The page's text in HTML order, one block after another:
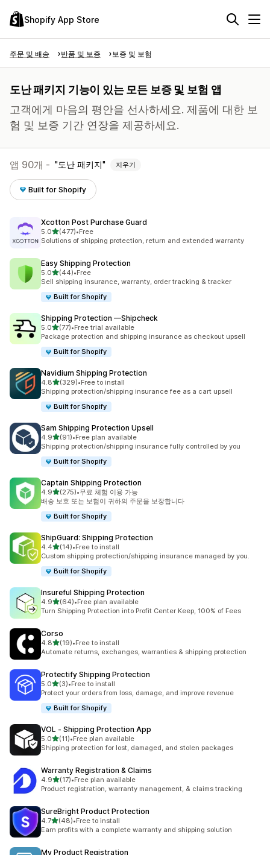
Shopify App Store
주문 및 배송 반품 및 보증 보증 및 보험
도난 패키지 기능이 있는 모든 보증 및 보험 앱
고객에게 마음의 평안을 선사하세요. 제품에 대한 보
험 및 보증 기간 연장을 제공하세요.
앱 90개 - 도난 패키지 지우기
Built for Shopify
Xcotton Post Purchase Guard
5.0별 5개 중
(477)
총 리뷰 477개
•Free
Solutions of shipping protection, return and extended warranty
Easy Shipping Protection
5.0별 5개 중
(44)
총 리뷰 44개
•Free
Sell shipping insurance, warranty, order tracking & tracker
Built for Shopify
Shipping Protection —Shipcheck
5.0별 5개 중
(77)
총 리뷰 77개
•Free trial available
Package protection and shipping insurance as checkout upsell
Built for Shopify
Navidium Shipping Protection
4.8별 5개 중
(329)
총 리뷰 329개
•Free to install
Shipping protection/shipping insurance fee as a cart upsell
Built for Shopify
Sam Shipping Protection Upsell
4.9별 5개 중
(91)
총 리뷰 91개
•Free plan available
Shipping protection/shipping insurance fully controlled by you
Built for Shopify
Captain Shipping Protection
4.9별 5개 중
(275)
총 리뷰 275개
•무료 체험 이용 가능
배송 보호 또는 보험이 귀하의 주문을 보장합니다
Built for Shopify
ShipGuard: Shipping Protection
4.4별 5개 중
(14)
총 리뷰 14개
•Free to install
Custom shipping protection/shipping insurance managed by you.
Built for Shopify
Insureful Shipping Protection
4.9별 5개 중
(64)
총 리뷰 64개
•Free plan available
Turn Shipping Protection into Profit Center Keep, 100% of Fees
Corso
4.8별 5개 중
(19)
총 리뷰 19개
•Free to install
Automate returns, exchanges, warranties & shipping protection
Protectify Shipping Protection
5.0별 5개 중
(3)
총 리뷰 3개
•Free to install
Protect your orders from loss, damage, and improve revenue
Built for Shopify
VOL ‑ Shipping Protection App
5.0별 5개 중
(11)
총 리뷰 11개
•Free plan available
Shipping protection for lost, damaged, and stolen packages
Warranty Registration & Claims
4.9별 5개 중
(17)
총 리뷰 17개
•Free plan available
Product registration, warranty management, & claims tracking
SureBright Product Protection
4.7별 5개 중
(48)
총 리뷰 48개
•Free to install
Earn profits with a complete warranty and shipping solution
My Product Registration